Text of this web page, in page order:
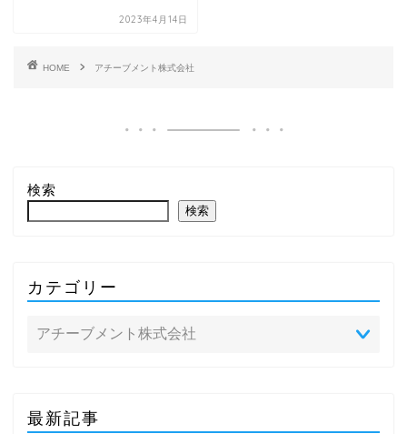
2023年4月14日
HOME アチーブメント株式会社
検索
検索
カテゴリー
最新記事